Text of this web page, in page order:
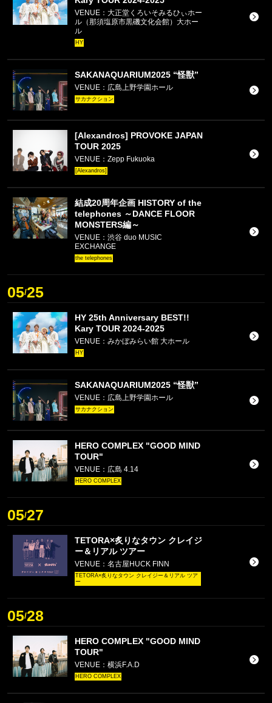
VENUE：大正堂くろいそみるひぃホー
ル（那須塩原市黒磯文化会館）大ホー
ル
HY
SAKANAQUARIUM2025 “怪獣”
VENUE：広島上野学園ホール
サカナクション
[Alexandros] PROVOKE JAPAN
TOUR 2025
VENUE：Zepp Fukuoka
[Alexandros]
結成20周年企画 HISTORY of the
telephones ～DANCE FLOOR
MONSTERS編～
VENUE：渋谷 duo MUSIC
EXCHANGE
the telephones
05/25
HY 25th Anniversary BEST!!
Kary TOUR 2024-2025
VENUE：みかぼみらい館 大ホール
HY
SAKANAQUARIUM2025 “怪獣”
VENUE：広島上野学園ホール
サカナクション
HERO COMPLEX "GOOD MIND
TOUR"
VENUE：広島 4.14
HERO COMPLEX
05/27
TETORA×炙りなタウン クレイジ
ー＆リアル ツアー
VENUE：名古屋HUCK FINN
TETORA×炙りなタウン クレイジー＆リアル ツア
ー
05/28
HERO COMPLEX "GOOD MIND
TOUR"
VENUE：横浜F.A.D
HERO COMPLEX